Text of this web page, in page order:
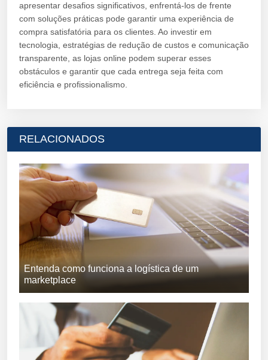
apresentar desafios significativos, enfrentá-los de frente
com soluções práticas pode garantir uma experiência de
compra satisfatória para os clientes. Ao investir em
tecnologia, estratégias de redução de custos e comunicação
transparente, as lojas online podem superar esses
obstáculos e garantir que cada entrega seja feita com
eficiência e profissionalismo.
RELACIONADOS
Entenda como funciona a logística de um
marketplace